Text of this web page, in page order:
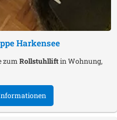
Harkensee
zum Rollstuhlliftin Wohnung,